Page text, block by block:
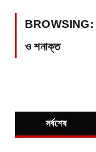
BROWSING:
ও শনাক্ত
সর্বশেষ